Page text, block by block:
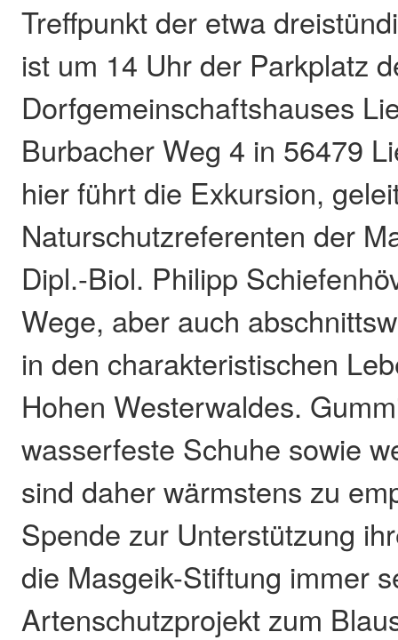
Treffpunkt der etwa
ist um 14 Uhr der Parkplatz
Dorfgemeinschaftshauses
Burbacher Weg 4 in 56479
hier führt die Exkursion,
Naturschutzreferenten der
Dipl.-Biol. Philipp
Wege, aber auch
in den charakteristischen
Hohen Westerwaldes.
wasserfeste Schuhe sowie
sind daher wärmstens zu
Spende zur Unterstützung
die Masgeik-Stiftung immer
Artenschutzprojekt zum